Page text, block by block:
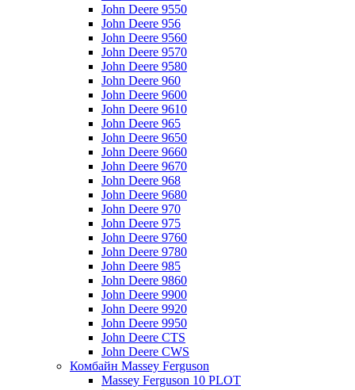
John Deere 9550
John Deere 956
John Deere 9560
John Deere 9570
John Deere 9580
John Deere 960
John Deere 9600
John Deere 9610
John Deere 965
John Deere 9650
John Deere 9660
John Deere 9670
John Deere 968
John Deere 9680
John Deere 970
John Deere 975
John Deere 9760
John Deere 9780
John Deere 985
John Deere 9860
John Deere 9900
John Deere 9920
John Deere 9950
John Deere CTS
John Deere CWS
Комбайн Massey Ferguson
Massey Ferguson 10 PLOT